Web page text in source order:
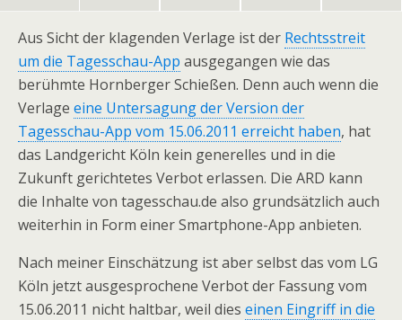
Aus Sicht der klagenden Verlage ist der Rechtsstreit
um die Tagesschau-App ausgegangen wie das
berühmte Hornberger Schießen. Denn auch wenn die
Verlage eine Untersagung der Version der
Tagesschau-App vom 15.06.2011 erreicht haben, hat
das Landgericht Köln kein generelles und in die
Zukunft gerichtetes Verbot erlassen. Die ARD kann
die Inhalte von tagesschau.de also grundsätzlich auch
weiterhin in Form einer Smartphone-App anbieten.
Nach meiner Einschätzung ist aber selbst das vom LG
Köln jetzt ausgesprochene Verbot der Fassung vom
15.06.2011 nicht haltbar, weil dies einen Eingriff in die